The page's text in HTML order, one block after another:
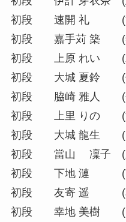
初段 速開 礼 (
初段 嘉手苅 築 (
初段 上原 れい (
初段 大城 夏鈴 (
初段 脇崎 雅人 (
初段 上里 りの (
初段 大城 龍生 (
初段 當山 凜子 (
初段 下地 漣 (
初段 友寄 遥 (
初段 幸地 美樹 (